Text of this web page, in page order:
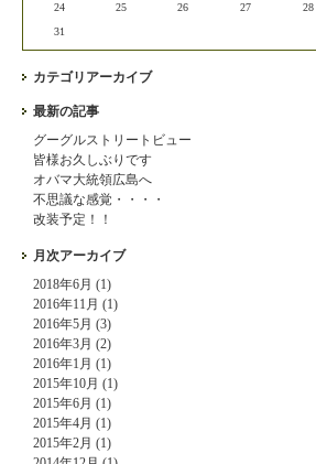
24
25 26 27 28
31
カテゴリアーカイブ
最新の記事
グーグルストリートビュー
皆様お久しぶりです
オバマ大統領広島へ
不思議な感覚・・・・
改装予定！！
月次アーカイブ
2018年6月 (1)
2016年11月 (1)
2016年5月 (3)
2016年3月 (2)
2016年1月 (1)
2015年10月 (1)
2015年6月 (1)
2015年4月 (1)
2015年2月 (1)